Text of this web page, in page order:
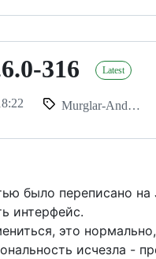
316 Latest
Murglar-Android-2.6.0-316
было переписано
интерфейс.
это
исчезла -